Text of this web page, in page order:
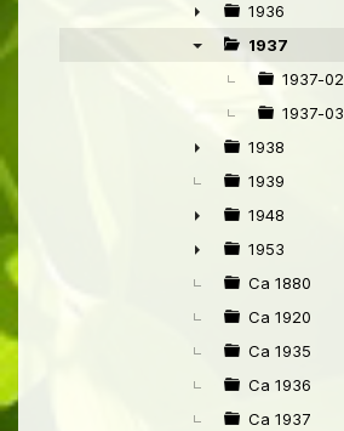
►
►
1936
1937
1937-02
1937-03
►
1938
1939
►
1948
►
1953
Ca 1880
Ca 1920
Ca 1935
Ca 1936
Ca 1937